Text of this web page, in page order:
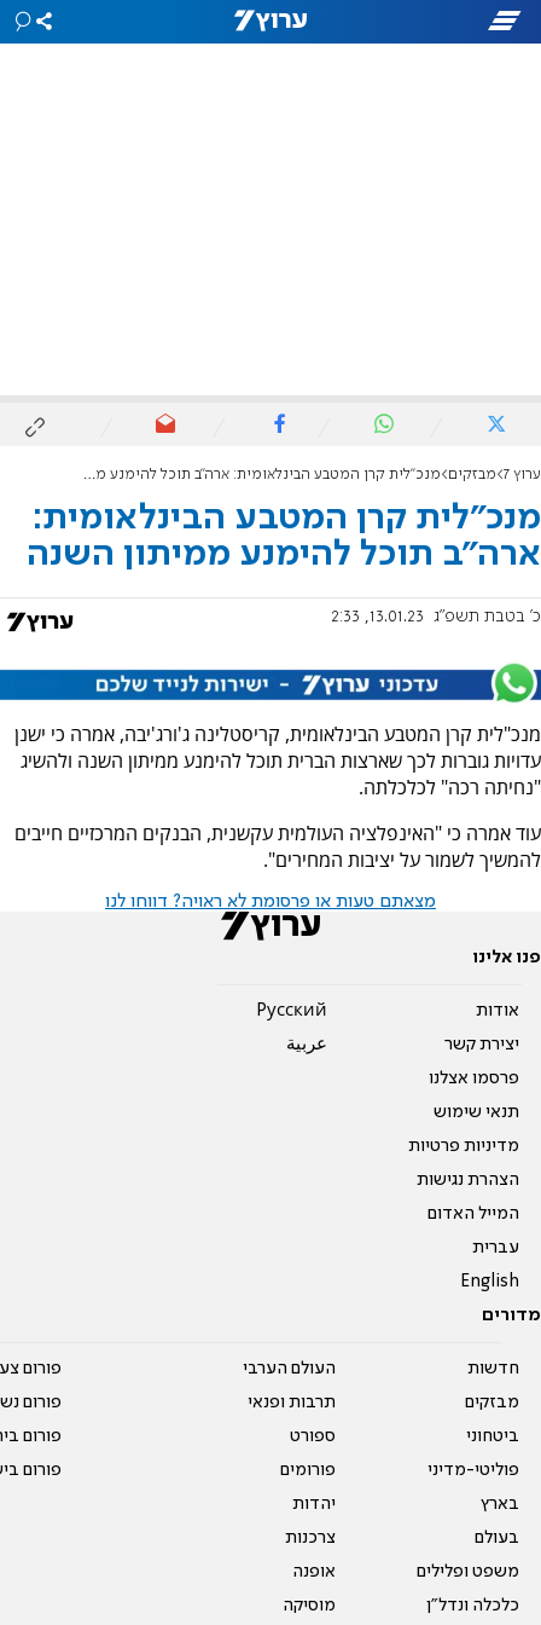
ערוץ 7 מבזקים מנכ"לית קרן המטבע הבינלאומית: ארה"ב תוכל להימנע ממיתון השנה
מנכ"לית קרן המטבע הבינלאומית:
ארה"ב תוכל להימנע ממיתון השנה
כ' בטבת תשפ"ג 13.01.23, 2:33
מנכ"לית קרן המטבע הבינלאומית, קריסטלינה ג'ורג'יבה, אמרה כי ישנן
עדויות גוברות לכך שארצות הברית תוכל להימנע ממיתון השנה ולהשיג
"נחיתה רכה" לכלכלתה.
עוד אמרה כי "האינפלציה העולמית עקשנית, הבנקים המרכזיים חייבים
להמשיך לשמור על יציבות המחירים".
מצאתם טעות או פרסומת לא ראויה? דווחו לנו
פנו אלינו
אודות
יצירת קשר
פרסמו אצלנו
תנאי שימוש
מדיניות פרטיות
הצהרת נגישות
המייל האדום
עברית
English
Pусский
عربية
מדורים
חדשות
מבזקים
ביטחוני
פוליטי-מדיני
בארץ
בעולם
משפט ופלילים
כלכלה ונדל"ן
העולם הערבי
תרבות ופנאי
ספורט
פורומים
יהדות
צרכנות
אופנה
מוסיקה
פורום
פורום
פורום
פורום